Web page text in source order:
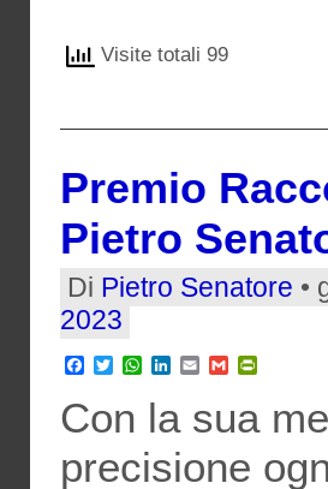
Visite totali 99
Premio
Pietro
Di Pietro Senatore •
2023
Facebook
TwitterWhatsApp
LinkedIn
EmailGmail
Con la sua
precisione